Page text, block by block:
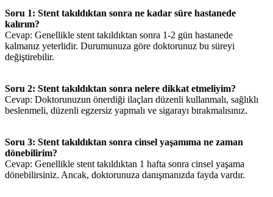
Soru 1: Stent takıldıktan sonra ne kadar süre hastanede
kalırım?
Cevap: Genellikle stent takıldıktan sonra 1-2 gün hastanede
kalmanız yeterlidir. Durumunuza göre doktorunuz bu süreyi
değiştirebilir.
Soru 2: Stent takıldıktan sonra nelere dikkat etmeliyim?
Cevap: Doktorunuzun önerdiği ilaçları düzenli kullanmalı, sağlıklı
beslenmeli, düzenli egzersiz yapmalı ve sigarayı bırakmalısınız.
Soru 3: Stent takıldıktan sonra cinsel yaşamıma ne zaman
dönebilirim?
Cevap: Genellikle stent takıldıktan 1 hafta sonra cinsel yaşama
dönebilirsiniz. Ancak, doktorunuza danışmanızda fayda vardır.